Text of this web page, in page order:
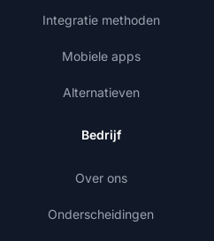
Integratie methoden
Mobiele apps
Alternatieven
Bedrijf
Over ons
Onderscheidingen